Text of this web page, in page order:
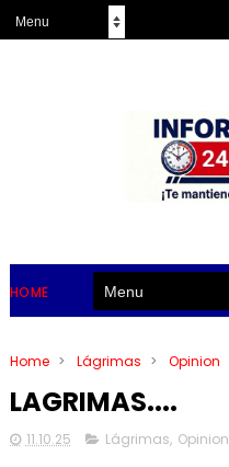
HOME
Home > Lágrimas > Opinion
LAGRIMAS....
11.10.25 Lágrimas, Opinion